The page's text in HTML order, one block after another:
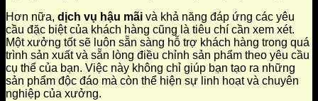
Hơn nữa, dịch vụ hậu mãi và khả năng đáp ứng các yêu
cầu đặc biệt của khách hàng cũng là tiêu chí cần xem xét.
Một xưởng tốt sẽ luôn sẵn sàng hỗ trợ khách hàng trong quá
trình sản xuất và sẵn lòng điều chỉnh sản phẩm theo yêu cầu
cụ thể của bạn. Việc này không chỉ giúp bạn tạo ra những
sản phẩm độc đáo mà còn thể hiện sự linh hoạt và chuyên
nghiệp của xưởng.